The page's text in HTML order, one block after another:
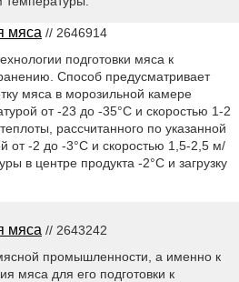
мяса // 2646914
подготовки мяса к
Способ предусматривает
мяса в морозильной камере
от -23 до -35°С и скоростью 1-2
рассчитанного по указанной
от -2 до -3°С и скоростью 1,5-2,5 м/
в центре продукта -2°С и загрузку
мяса // 2643242
промышленности, а именно к
мяса для его подготовки к